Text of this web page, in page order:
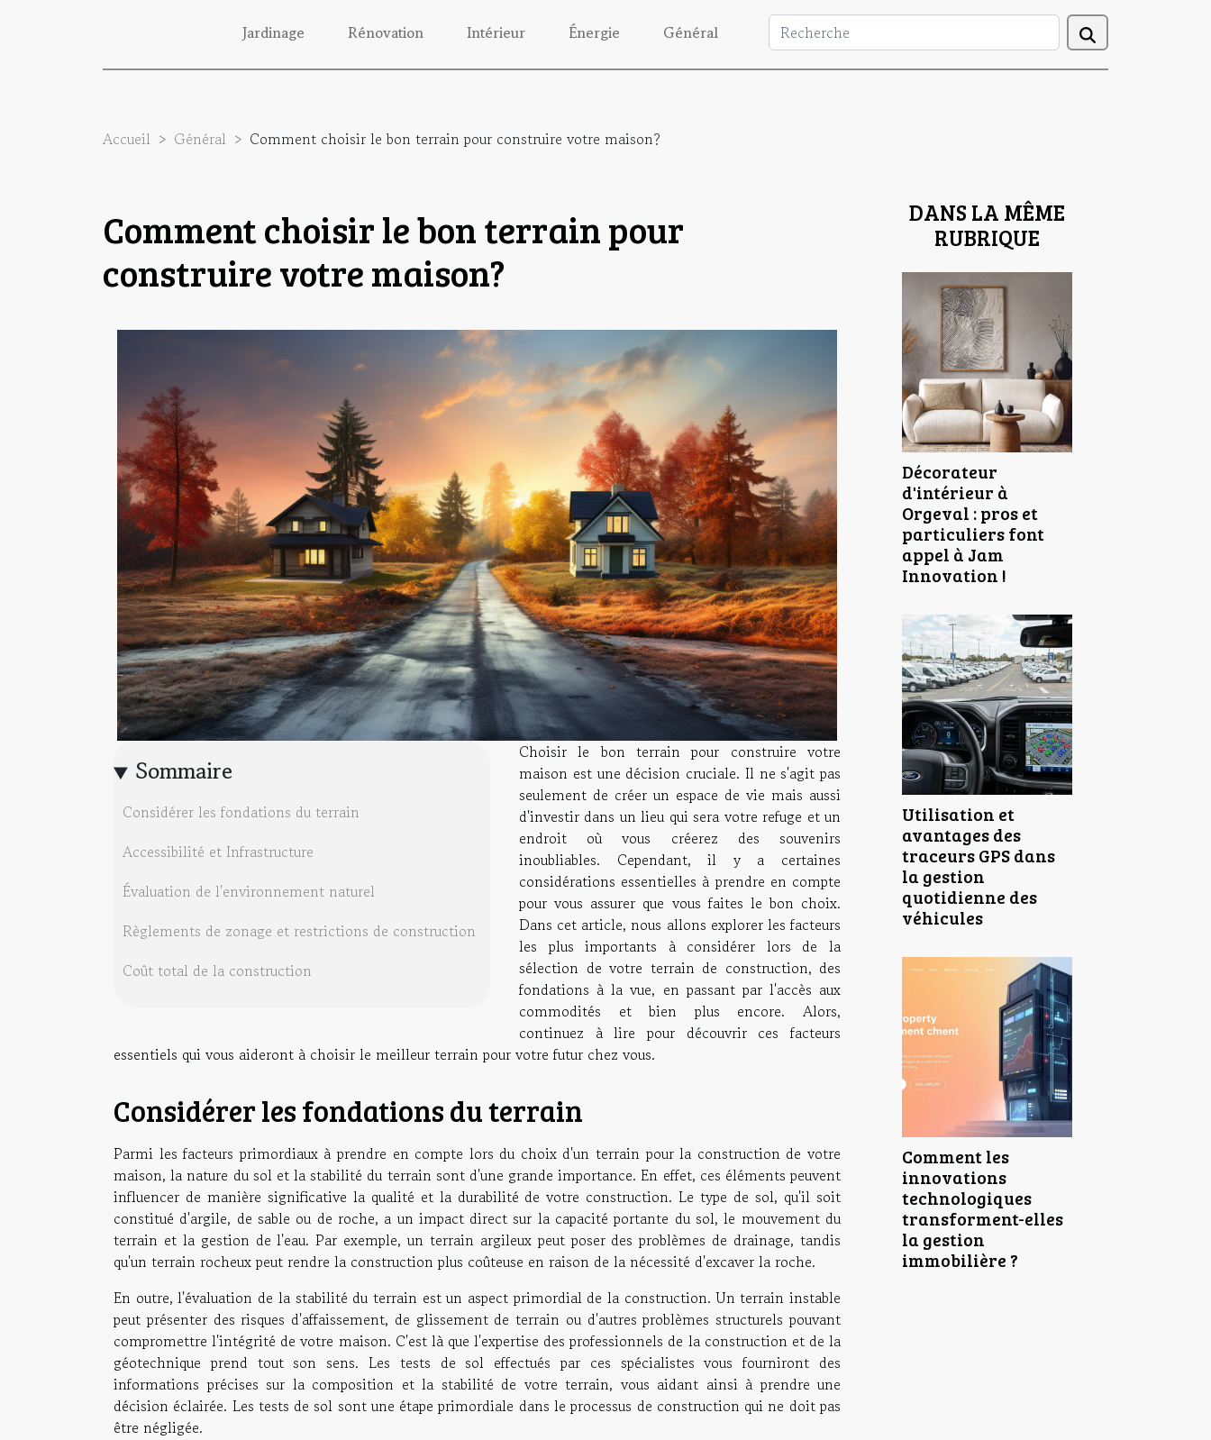
Jardinage Rénovation Intérieur Énergie Général
Accueil Général Comment choisir le bon terrain pour construire votre maison?
Comment choisir le bon terrain pour
construire votre maison?
Sommaire
Considérer les fondations du terrain
Accessibilité et Infrastructure
Évaluation de l'environnement naturel
Règlements de zonage et restrictions de construction
Coût total de la construction
Choisir le bon terrain pour construire votre
maison est une décision cruciale. Il ne s'agit pas
seulement de créer un espace de vie mais aussi
d'investir dans un lieu qui sera votre refuge et un
endroit où vous créerez des souvenirs
inoubliables. Cependant, il y a certaines
considérations essentielles à prendre en compte
pour vous assurer que vous faites le bon choix.
Dans cet article, nous allons explorer les facteurs
les plus importants à considérer lors de la
sélection de votre terrain de construction, des
fondations à la vue, en passant par l'accès aux
commodités et bien plus encore. Alors,
continuez à lire pour découvrir ces facteurs
essentiels qui vous aideront à choisir le meilleur terrain pour votre futur chez vous.
Considérer les fondations du terrain
Parmi les facteurs primordiaux à prendre en compte lors du choix d'un terrain pour la construction de votre
maison, la nature du sol et la stabilité du terrain sont d'une grande importance. En effet, ces éléments peuvent
influencer de manière significative la qualité et la durabilité de votre construction. Le type de sol, qu'il soit
constitué d'argile, de sable ou de roche, a un impact direct sur la capacité portante du sol, le mouvement du
terrain et la gestion de l'eau. Par exemple, un terrain argileux peut poser des problèmes de drainage, tandis
qu'un terrain rocheux peut rendre la construction plus coûteuse en raison de la nécessité d'excaver la roche.
En outre, l'évaluation de la stabilité du terrain est un aspect primordial de la construction. Un terrain instable
peut présenter des risques d'affaissement, de glissement de terrain ou d'autres problèmes structurels pouvant
compromettre l'intégrité de votre maison. C'est là que l'expertise des professionnels de la construction et de la
géotechnique prend tout son sens. Les tests de sol effectués par ces spécialistes vous fourniront des
informations précises sur la composition et la stabilité de votre terrain, vous aidant ainsi à prendre une
décision éclairée. Les tests de sol sont une étape primordiale dans le processus de construction qui ne doit pas
être négligée.
DANS LA MÊME
RUBRIQUE
Décorateur
d'intérieur à
Orgeval : pros et
particuliers font
appel à Jam
Innovation !
Utilisation et
avantages des
traceurs GPS dans
la gestion
quotidienne des
véhicules
Comment les
innovations
technologiques
transforment-elles
la gestion
immobilière ?